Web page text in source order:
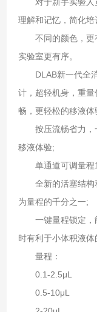
理解和记忆，简化培
不同的颜色，更
实验室更有序。
DLAB新一代全消
计，超轻机身，重
畅，更轻松的移液体
按压流畅省力，
移液体验;
单通道可调量程
全新的活塞结构
为量程的千分之一;
一键量程锁定，
时有利于小体积液体
量程：
0.1-2.5μL
0.5-10μL